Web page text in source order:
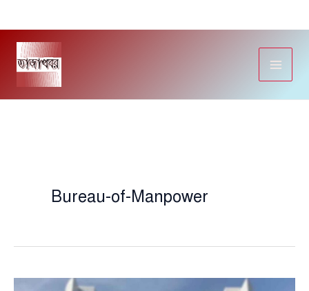
Skip
content
Bureau-of-Manpower